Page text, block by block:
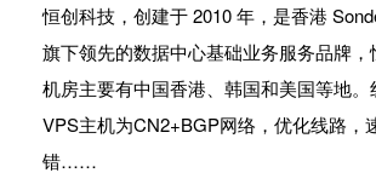
恒创科技，创建于 2010 年，是香港
旗下领先的数据中心基础业务服务品牌
机房主要有中国香港、韩国和美国等地
VPS主机为CN2+BGP网络，优化线路，
错……